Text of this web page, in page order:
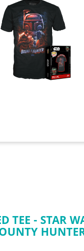
TEE - STAR